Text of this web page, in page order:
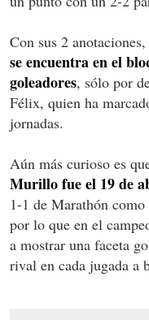
Con sus 2 anotaciones,
se encuentra en el
goleadores, sólo por
Félix, quien ha
jornadas.
Aún más curioso es
Murillo fue el 19 de
1-1 de Marathón
por lo que en el
a mostrar una faceta
rival en cada jugada a